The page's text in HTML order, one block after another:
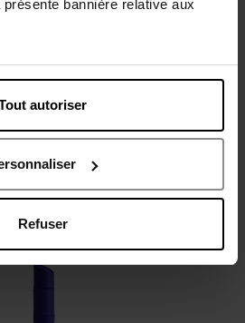
bannière relative aux
autoriser
Refuser
vergeten ?